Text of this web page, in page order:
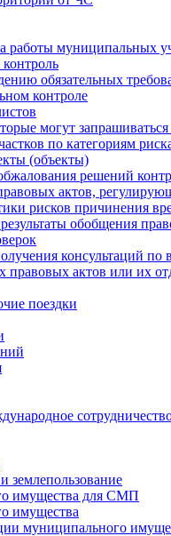
работы муниципальных
обязательных
контроле
могут
по категориям
(объекты)
решений
актов,
рисков причинения
обобщения
консультаций
актов или их
поездки
землепользование
имущества для СМП
имущества
муниципального